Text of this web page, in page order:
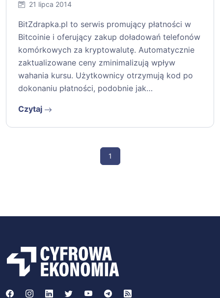
21 lipca 2014
BitZdrapka.pl to serwis promujący płatności w
Bitcoinie i oferujący zakup doładowań telefonów
komórkowych za kryptowalutę. Automatycznie
zaktualizowane ceny zminimalizują wpływ
wahania kursu. Użytkownicy otrzymują kod po
dokonaniu płatności, podobnie jak…
Czytaj
1